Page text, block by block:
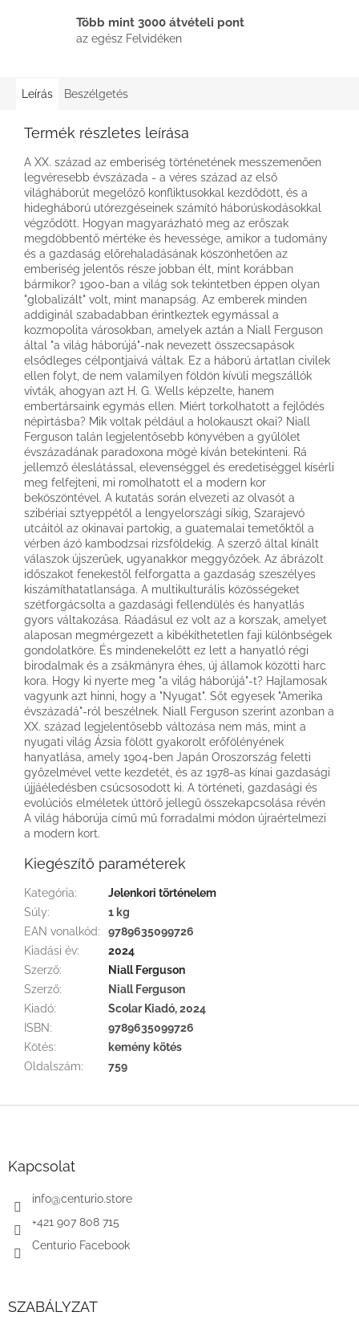
Több mint 3000 átvételi pont
az egész Felvidéken
Leírás Beszélgetés
Termék részletes leírása
A XX. század az emberiség történetének messzemenően
legvéresebb évszázada - a véres század az első
világháborút megelőző konfliktusokkal kezdődött, és a
hidegháború utórezgéseinek számító háborúskodásokkal
végződött. Hogyan magyarázható meg az erőszak
megdöbbentő mértéke és hevessége, amikor a tudomány
és a gazdaság előrehaladásának köszönhetően az
emberiség jelentős része jobban élt, mint korábban
bármikor? 1900-ban a világ sok tekintetben éppen olyan
"globalizált" volt, mint manapság. Az emberek minden
addiginál szabadabban érintkeztek egymással a
kozmopolita városokban, amelyek aztán a Niall Ferguson
által "a világ háborújá"-nak nevezett összecsapások
elsődleges célpontjaivá váltak. Ez a háború ártatlan civilek
ellen folyt, de nem valamilyen földön kívüli megszállók
vívták, ahogyan azt H. G. Wells képzelte, hanem
embertársaink egymás ellen. Miért torkolhatott a fejlődés
népirtásba? Mik voltak például a holokauszt okai? Niall
Ferguson talán legjelentősebb könyvében a gyűlölet
évszázadának paradoxona mögé kíván betekinteni. Rá
jellemző éleslátással, elevenséggel és eredetiséggel kísérli
meg felfejteni, mi romolhatott el a modern kor
beköszöntével. A kutatás során elvezeti az olvasót a
szibériai sztyeppétől a lengyelországi síkig, Szarajevó
utcáitól az okinavai partokig, a guatemalai temetőktől a
vérben ázó kambodzsai rizsföldekig. A szerző által kínált
válaszok újszerűek, ugyanakkor meggyőzőek. Az ábrázolt
időszakot fenekestől felforgatta a gazdaság szeszélyes
kiszámíthatatlansága. A multikulturális közösségeket
szétforgácsolta a gazdasági fellendülés és hanyatlás
gyors váltakozása. Ráadásul ez volt az a korszak, amelyet
alaposan megmérgezett a kibékíthetetlen faji különbségek
gondolatköre. És mindenekelőtt ez lett a hanyatló régi
birodalmak és a zsákmányra éhes, új államok közötti harc
kora. Hogy ki nyerte meg "a világ háborújá"-t? Hajlamosak
vagyunk azt hinni, hogy a "Nyugat". Sőt egyesek "Amerika
évszázadá"-ról beszélnek. Niall Ferguson szerint azonban a
XX. század legjelentősebb változása nem más, mint a
nyugati világ Ázsia fölött gyakorolt erőfölényének
hanyatlása, amely 1904-ben Japán Oroszország feletti
győzelmével vette kezdetét, és az 1978-as kínai gazdasági
újjáéledésben csúcsosodott ki. A történeti, gazdasági és
evolúciós elméletek úttörő jellegű összekapcsolása révén
A világ háborúja című mű forradalmi módon újraértelmezi
a modern kort.
Kiegészítő paraméterek
Kategória:
Jelenkori történelem
Súly:
1 kg
EAN vonalkód:
9789635099726
Kiadási év:
2024
Szerző:
Niall Ferguson
Szerző:
Niall Ferguson
Kiadó:
Scolar Kiadó, 2024
ISBN:
9789635099726
Kötés:
kemény kötés
Oldalszám: 759
Kapcsolat
info@centurio.store
+421 907 808 715
Centurio Facebook
SZABÁLYZAT